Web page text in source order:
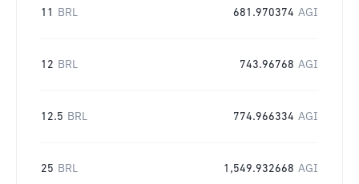
11 BRL 681.970374 AGI
12 BRL 743.96768 AGI
12.5 BRL 774.966334 AGI
25 BRL 1,549.932668 AGI